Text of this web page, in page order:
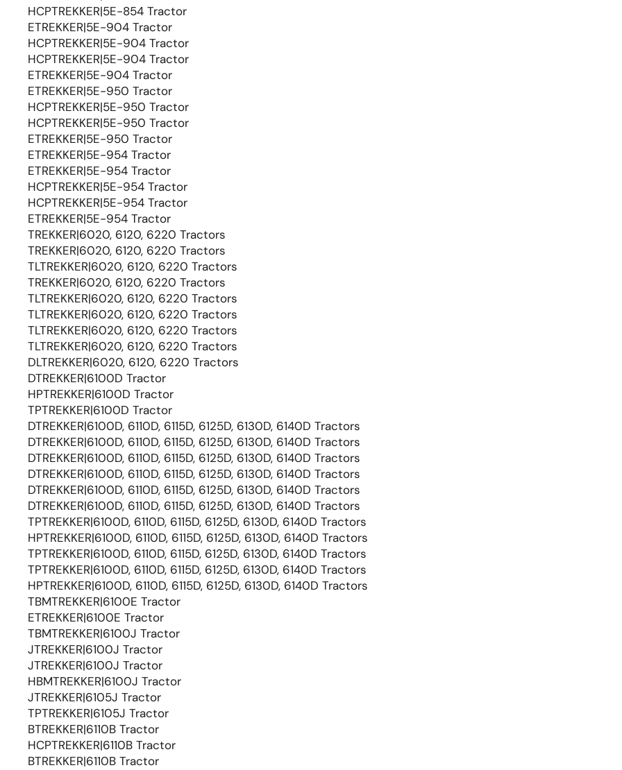
HCPTREKKER|5E-854 Tractor
ETREKKER|5E-904 Tractor
HCPTREKKER|5E-904 Tractor
HCPTREKKER|5E-904 Tractor
ETREKKER|5E-904 Tractor
ETREKKER|5E-950 Tractor
HCPTREKKER|5E-950 Tractor
HCPTREKKER|5E-950 Tractor
ETREKKER|5E-950 Tractor
ETREKKER|5E-954 Tractor
ETREKKER|5E-954 Tractor
HCPTREKKER|5E-954 Tractor
HCPTREKKER|5E-954 Tractor
ETREKKER|5E-954 Tractor
TREKKER|6020, 6120, 6220 Tractors
TREKKER|6020, 6120, 6220 Tractors
TLTREKKER|6020, 6120, 6220 Tractors
TREKKER|6020, 6120, 6220 Tractors
TLTREKKER|6020, 6120, 6220 Tractors
TLTREKKER|6020, 6120, 6220 Tractors
TLTREKKER|6020, 6120, 6220 Tractors
TLTREKKER|6020, 6120, 6220 Tractors
DLTREKKER|6020, 6120, 6220 Tractors
DTREKKER|6100D Tractor
HPTREKKER|6100D Tractor
TPTREKKER|6100D Tractor
DTREKKER|6100D, 6110D, 6115D, 6125D, 6130D, 6140D Tractors
DTREKKER|6100D, 6110D, 6115D, 6125D, 6130D, 6140D Tractors
DTREKKER|6100D, 6110D, 6115D, 6125D, 6130D, 6140D Tractors
DTREKKER|6100D, 6110D, 6115D, 6125D, 6130D, 6140D Tractors
DTREKKER|6100D, 6110D, 6115D, 6125D, 6130D, 6140D Tractors
DTREKKER|6100D, 6110D, 6115D, 6125D, 6130D, 6140D Tractors
TPTREKKER|6100D, 6110D, 6115D, 6125D, 6130D, 6140D Tractors
HPTREKKER|6100D, 6110D, 6115D, 6125D, 6130D, 6140D Tractors
TPTREKKER|6100D, 6110D, 6115D, 6125D, 6130D, 6140D Tractors
TPTREKKER|6100D, 6110D, 6115D, 6125D, 6130D, 6140D Tractors
HPTREKKER|6100D, 6110D, 6115D, 6125D, 6130D, 6140D Tractors
TBMTREKKER|6100E Tractor
ETREKKER|6100E Tractor
TBMTREKKER|6100J Tractor
JTREKKER|6100J Tractor
JTREKKER|6100J Tractor
HBMTREKKER|6100J Tractor
JTREKKER|6105J Tractor
TPTREKKER|6105J Tractor
BTREKKER|6110B Tractor
HCPTREKKER|6110B Tractor
BTREKKER|6110B Tractor